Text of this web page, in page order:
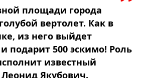
площади города
вертолет. Как в
из него выйдет
подарит 500 эскимо! Роль
известный
Якубович.